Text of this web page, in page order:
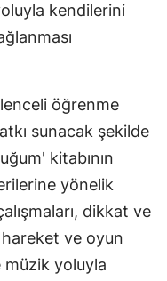
kendilerini
öğrenme
sunacak şekilde
kitabının
yönelik
dikkat ve
hareket ve oyun
müzik yoluyla